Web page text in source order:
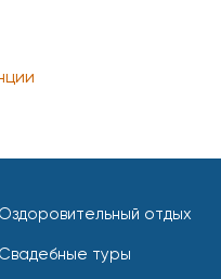
Оздоровительный отдых
Свадебные туры